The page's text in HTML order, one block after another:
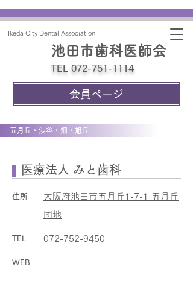
Ikeda City Dental Association
池田市歯科医師会
TEL 072-751-1114
会員ページ
五月丘・渋谷・畑・旭丘
医療法人 みと歯科
住所
大阪府池田市五月丘1-7-1 五月丘
団地
TEL 072-752-9450
WEB